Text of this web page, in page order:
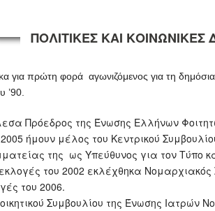
ΠΟΛΙΤΙΚΕΣ ΚΑΙ ΚΟΙΝΩΝΙΚΕΣ
για πρώτη φορά αγωνιζόμενος για τη
’90.
Πρόεδρος της Ένωσης Ελλήνων
ήμουν μέλος του Κεντρικού
της ως Υπεύθυνος για τον Τύπο
του 2002 εκλέχθηκα
του 2006.
Συμβουλίου της Ένωσης Ιατρών